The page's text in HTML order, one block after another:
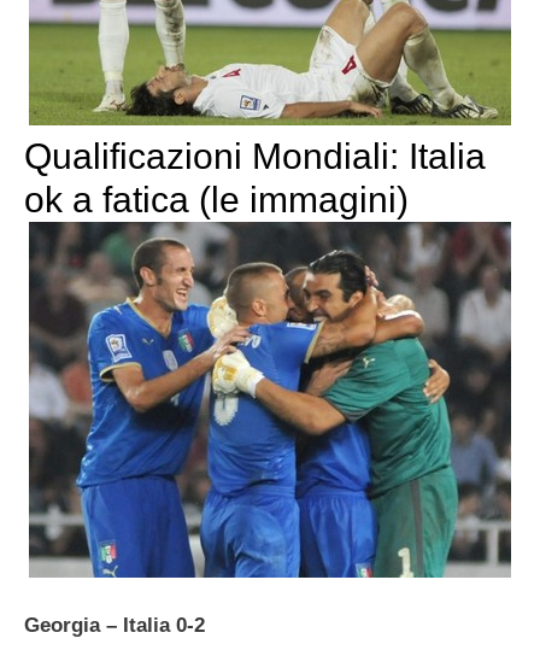
Qualificazioni Mondiali: Italia
ok a fatica (le immagini)
Georgia – Italia 0-2